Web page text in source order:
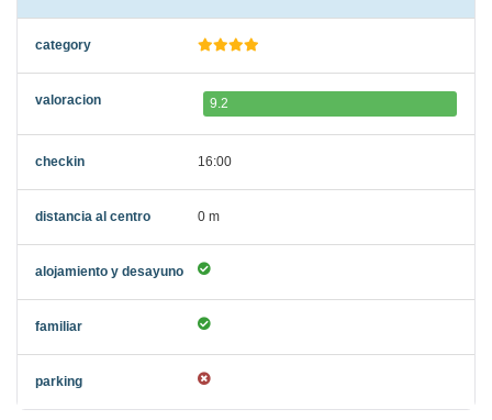
9.2
16:00
0 m